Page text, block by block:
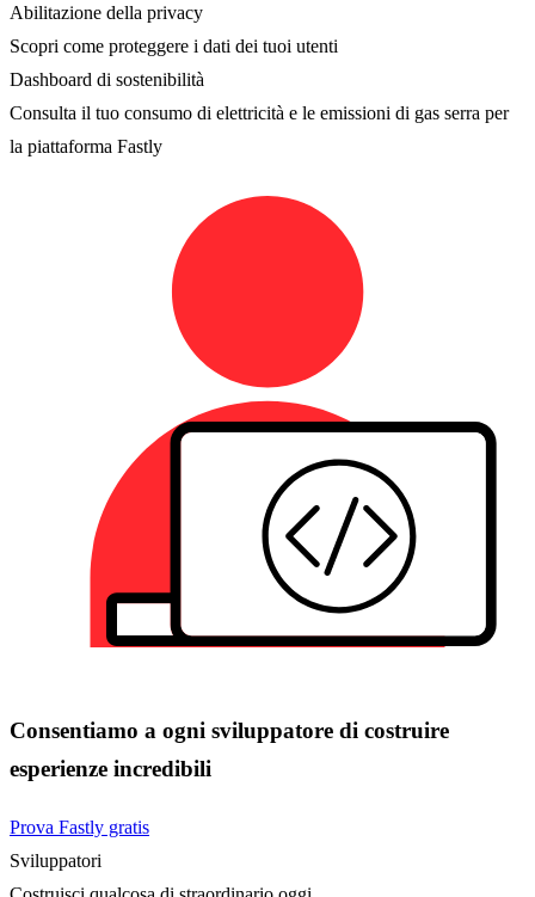
Abilitazione della privacy
Scopri come proteggere i dati dei tuoi utenti
Dashboard di sostenibilità
Consulta il tuo consumo di elettricità e le emissioni di gas serra per
la piattaforma Fastly
Consentiamo a ogni sviluppatore di costruire
esperienze incredibili
Prova Fastly gratis
Sviluppatori